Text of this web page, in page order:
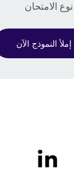
الامتحان
إملأ النموذج الآن